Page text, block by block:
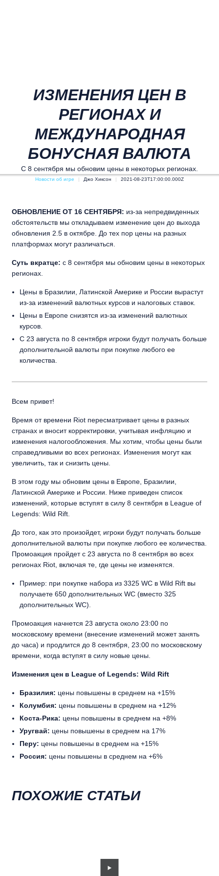
ИЗМЕНЕНИЯ ЦЕН В
РЕГИОНАХ И
МЕЖДУНАРОДНАЯ
БОНУСНАЯ ВАЛЮТА
С 8 сентября мы обновим цены в некоторых регионах.
Новости об игре Джо Хиксон 2021-08-23T17:00:00.000Z
ОБНОВЛЕНИЕ ОТ 16 СЕНТЯБРЯ: из-за непредвиденных
обстоятельств мы откладываем изменение цен до выхода
обновления 2.5 в октябре. До тех пор цены на разных
платформах могут различаться.
Суть вкратце: с 8 сентября мы обновим цены в некоторых
регионах.
Цены в Бразилии, Латинской Америке и России вырастут
из-за изменений валютных курсов и налоговых ставок.
Цены в Европе снизятся из-за изменений валютных
курсов.
С 23 августа по 8 сентября игроки будут получать больше
дополнительной валюты при покупке любого ее
количества.
Всем привет!
Время от времени Riot пересматривает цены в разных
странах и вносит корректировки, учитывая инфляцию и
изменения налогообложения. Мы хотим, чтобы цены были
справедливыми во всех регионах. Изменения могут как
увеличить, так и снизить цены.
В этом году мы обновим цены в Европе, Бразилии,
Латинской Америке и России. Ниже приведен список
изменений, которые вступят в силу 8 сентября в League of
Legends: Wild Rift.
До того, как это произойдет, игроки будут получать больше
дополнительной валюты при покупке любого ее количества.
Промоакция пройдет с 23 августа по 8 сентября во всех
регионах Riot, включая те, где цены не изменятся.
Пример: при покупке набора из 3325 WC в Wild Rift вы
получаете 650 дополнительных WC (вместо 325
дополнительных WC).
Промоакция начнется 23 августа около 23:00 по
московскому времени (внесение изменений может занять
до часа) и продлится до 8 сентября, 23:00 по московскому
времени, когда вступят в силу новые цены.
Изменения цен в League of Legends: Wild Rift
Бразилия: цены повышены в среднем на +15%
Колумбия: цены повышены в среднем на +12%
Коста-Рика: цены повышены в среднем на +8%
Уругвай: цены повышены в среднем на 17%
Перу: цены повышены в среднем на +15%
Россия: цены повышены в среднем на +6%
ПОХОЖИЕ СТАТЬИ